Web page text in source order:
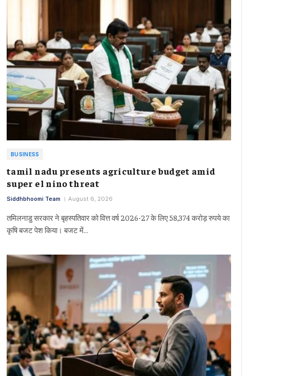
BUSINESS
tamil nadu presents agriculture budget amid
super el nino threat
Siddhbhoomi Team August 6, 2026
तमिलनाडु सरकार ने बृहस्पतिवार को वित्त वर्ष 2026-27 के लिए 58,374 करोड़ रुपये का
कृषि बजट पेश किया। बजट में…